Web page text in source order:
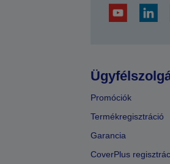
Promóciók
Termékregisztráció
Garancia
CoverPlus